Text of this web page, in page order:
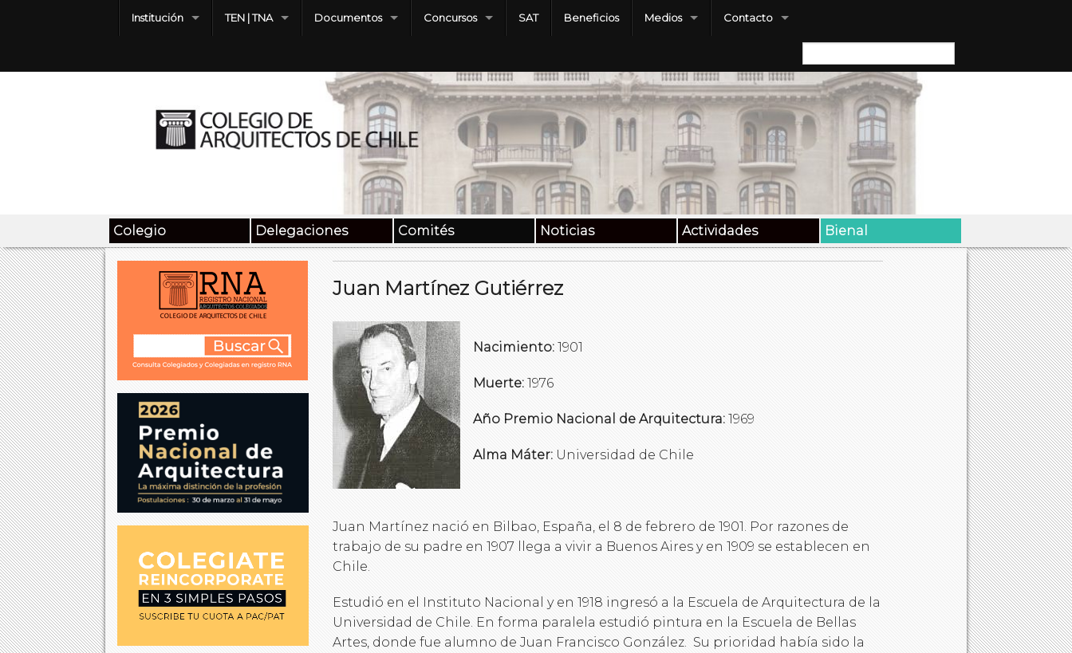
Institución TEN | TNA Documentos Concursos SAT Beneficios Medios Contacto
Buscar:
Colegio Delegaciones Comités Noticias Actividades Bienal
Juan Martínez Gutiérrez
Nacimiento: 1901
Muerte: 1976
Año Premio Nacional de Arquitectura: 1969
Alma Máter: Universidad de Chile
Juan Martínez nació en Bilbao, España, el 8 de febrero de 1901. Por razones de
trabajo de su padre en 1907 llega a vivir a Buenos Aires y en 1909 se establecen en
Chile.
Estudió en el Instituto Nacional y en 1918 ingresó a la Escuela de Arquitectura de la
Universidad de Chile. En forma paralela estudió pintura en la Escuela de Bellas
Artes, donde fue alumno de Juan Francisco González. Su prioridad había sido la